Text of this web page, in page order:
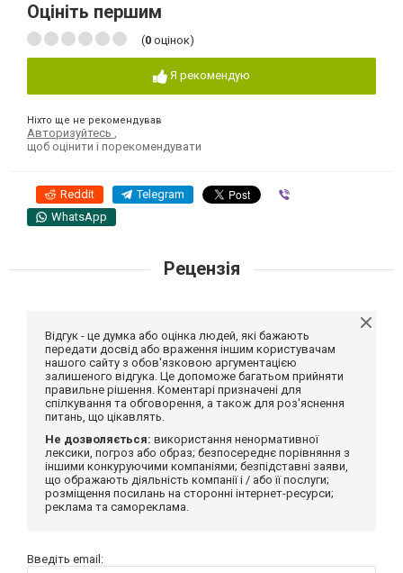
Оцініть першим
(0 оцінок)
Я рекомендую
Ніхто ще не рекомендував
Авторизуйтесь
щоб оцінити і порекомендувати
Reddit Telegram
WhatsApp
Рецензія
Відгук - це думка або оцінка людей, які бажають
передати досвід або враження іншим користувачам
нашого сайту з обов'язковою аргументацією
залишеного відгука. Це допоможе багатьом прийняти
правильне рішення. Коментарі призначені для
спілкування та обговорення, а також для роз'яснення
питань, що цікавлять.
Не дозволяється: використання ненормативної
лексики, погроз або образ; безпосереднє порівняння з
іншими конкуруючими компаніями; безпідставні заяви,
що ображають діяльність компанії і / або її послуги;
розміщення посилань на сторонні інтернет-ресурси;
реклама та самореклама.
Введіть email: